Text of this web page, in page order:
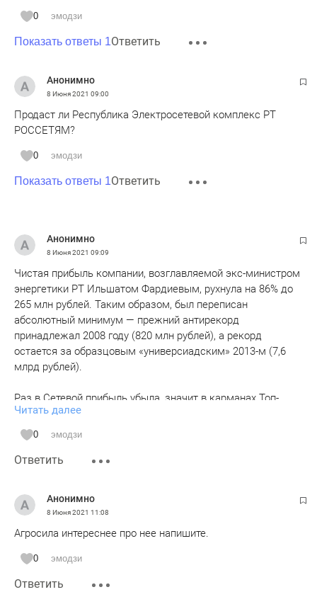
0 эмодзи
Показать ответы 1Ответить
Анонимно
8 Июня 2021 09:00
Продаст ли Республика Электросетевой комплекс РТ
РОССЕТЯМ?
0 эмодзи
Показать ответы 1Ответить
Анонимно
8 Июня 2021 09:09
Чистая прибыль компании, возглавляемой экс-министром
энергетики РТ Ильшатом Фардиевым, рухнула на 86% до
265 млн рублей. Таким образом, был переписан
абсолютный минимум — прежний антирекорд
принадлежал 2008 году (820 млн рублей), а рекорд
остается за образцовым «универсиадским» 2013-м (7,6
млрд рублей).
Раз в Сетевой прибыль убыла, значит в карманах Топ-
менеджеров Сетевой и у подрядчиков прибыло. По
графику в статьк БО хорошо видно, что средняя прибыль
составляет 5 млрд рублей в год, значит силовикам надо
найти способ вернуть эти деньги с офшоров и Голландских
Сетевой является Минзем РТ, тут явное казнокрадство и
незаконный вывод средств с государственной компании в
Читать далее
0 эмодзи
Ответить
Анонимно
8 Июня 2021 11:08
Агросила интереснее про нее напишите.
0 эмодзи
Ответить